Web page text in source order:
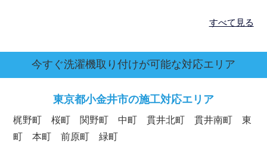
すべて見る
今すぐ洗濯機取り付けが可能な対応エリア
東京都小金井市の施工対応エリア
梶野町 桜町 関野町 中町 貫井北町 貫井南町 東
町 本町 前原町 緑町